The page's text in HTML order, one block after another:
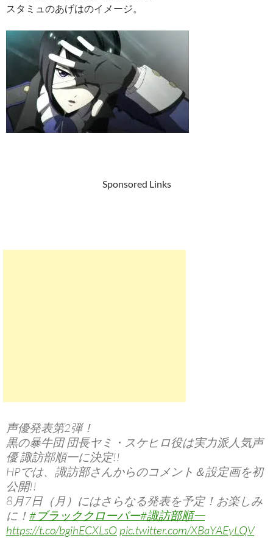
スタミュのあげはのイメージ。
Sponsored Links
声優発表第2弾！
黒の暴牛団 団長ヤミ・スケヒロ役は実力派人気声
優 諏訪部順一に決定!!
HPでは、諏訪部さんからのコメント＆設定画を初
公開!!
8月7日（月）にはさらなる発表を予定！お楽しみ
に！ #ブラッククローバー#諏訪部順一
https://t.co/bgihECXLsO pic.twitter.com/XBaYAEyLQV